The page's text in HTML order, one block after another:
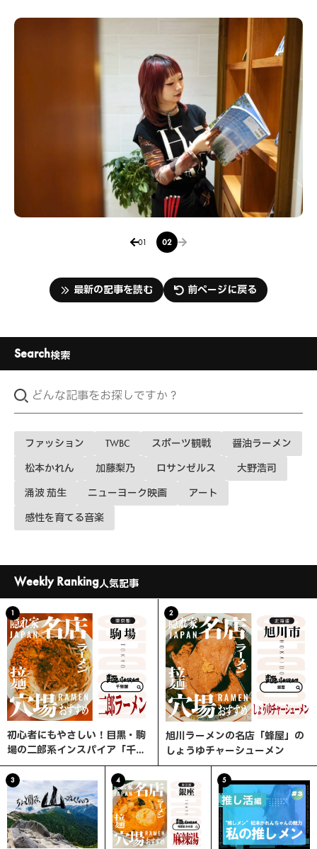
02
最新の記事を読む 前ページに戻る
Search検索
ファッション TWBC スポーツ観戦 醤油ラーメン
松本かれん 加藤梨乃 ロサンゼルス 大野浩司
涌波 茄生 ニューヨーク映画 アート
感性を育てる音楽
Weekly Ranking人気記事
1
初心者にもやさしい！目黒・駒
場の二郎系インスパイア「千里
眼」へ行ってみた
2
旭川ラーメンの名店「蜂屋」の
しょうゆチャーシューメン
3 4 5